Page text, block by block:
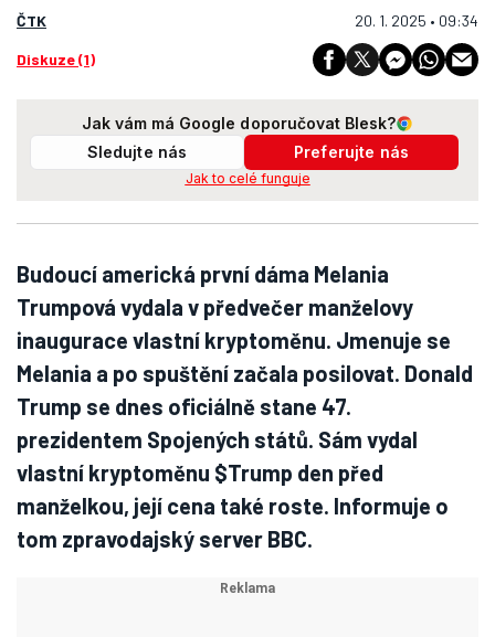
ČTK 20. 1. 2025 • 09:34
Diskuze (1)
Jak vám má Google doporučovat Blesk?
Sledujte nás
Preferujte nás
Jak to celé funguje
Budoucí americká první dáma Melania
Trumpová vydala v předvečer manželovy
inaugurace vlastní kryptoměnu. Jmenuje se
Melania a po spuštění začala posilovat. Donald
Trump se dnes oficiálně stane 47.
prezidentem Spojených států. Sám vydal
vlastní kryptoměnu $Trump den před
manželkou, její cena také roste. Informuje o
tom zpravodajský server BBC.